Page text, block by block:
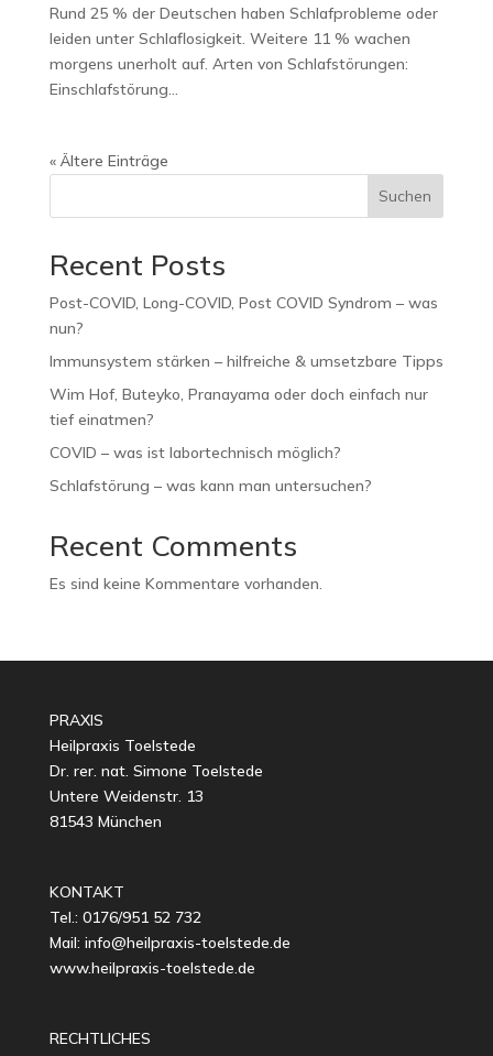
Rund 25 % der Deutschen haben Schlafprobleme oder
leiden unter Schlaflosigkeit. Weitere 11 % wachen
morgens unerholt auf. Arten von Schlafstörungen:
Einschlafstörung...
« Ältere Einträge
Suchen
Recent Posts
Post-COVID, Long-COVID, Post COVID Syndrom – was
nun?
Immunsystem stärken – hilfreiche & umsetzbare Tipps
Wim Hof, Buteyko, Pranayama oder doch einfach nur
tief einatmen?
COVID – was ist labortechnisch möglich?
Schlafstörung – was kann man untersuchen?
Recent Comments
Es sind keine Kommentare vorhanden.
PRAXIS
Heilpraxis Toelstede
Dr. rer. nat. Simone Toelstede
Untere Weidenstr. 13
81543 München
KONTAKT
Tel.: 0176/951 52 732
Mail: info@heilpraxis-toelstede.de
www.heilpraxis-toelstede.de
RECHTLICHES